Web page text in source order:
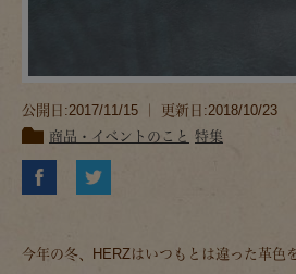
公開日:2017/11/15 ｜ 更新日:2018/10/23
商品・イベントのこと 特集
今年の冬、HERZはいつもとは違った革色